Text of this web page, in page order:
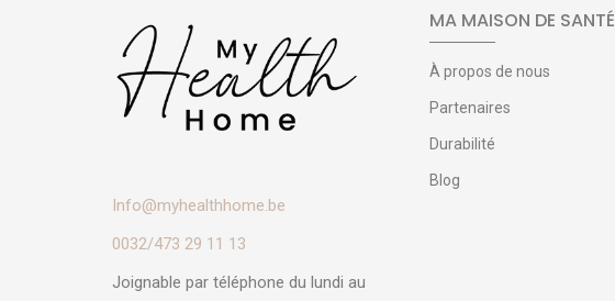
Info@myhealthhome.be
0032/473 29 11 13
Joignable par téléphone du lundi au
MA MAISON DE SANTÉ
À propos de nous
Partenaires
Durabilité
Blog